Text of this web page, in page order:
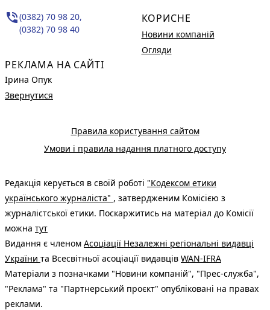
phone_in_talk(0382) 70 98 20,
(0382) 70 98 40
РЕКЛАМА НА САЙТІ
Ірина Опук
Звернутися
КОРИСНЕ
Новини компаній
Огляди
Правила користування сайтом
Умови і правила надання платного доступу
Редакція керується в своїй роботі "Кодексом етики
українського журналіста" , затвердженим Комісією з
журналістської етики. Поскаржитись на матеріал до Комісії
можна тут
Видання є членом Асоціації Незалежні регіональні видавці
України та Всесвітньої асоціації видавців WAN-IFRA
Матеріали з позначками "Новини компаній", "Прес-служба",
"Реклама" та "Партнерський проєкт" опубліковані на правах
реклами.